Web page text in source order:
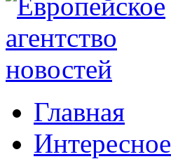
Главная
Интересное